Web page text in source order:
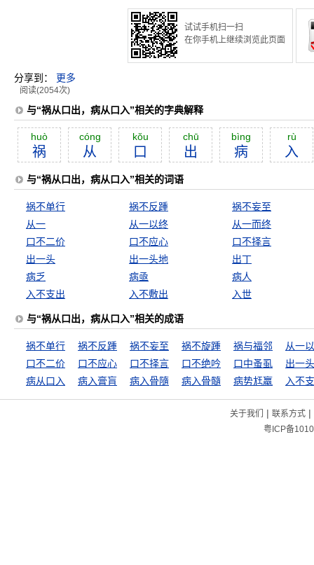
试试手机扫一扫
在你手机上继续浏览此页面
分享到： 更多
阅读(2054次)
与“祸从口出，病从口入”相关的字典解释
huò
祸
cóng
从
kŏu
口
chū
出
bìng
病
rù
入
与“祸从口出，病从口入”相关的词语
祸不单行 祸不反踵
祸不妄至
从一
从一以终
从一而终
口不二价
口不应心
口不择言
出一头
出一头地
出丁
病乏
病亟
病人
入不支出
入不敷出 入世
与“祸从口出，病从口入”相关的成语
祸不单行 祸不反踵 祸不妄至 祸不旋踵 祸与福邻
从一
口不二价
口不应心 口不择言 口不绝吟 口中蚤虱
出一
病从口入
病入膏肓 病入骨隨 病入骨髓 病势尪羸 入不
关于我们 | 联系方式|
粤ICP备